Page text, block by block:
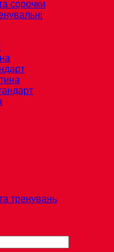
сорочки
тренувань